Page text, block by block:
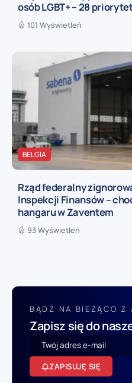
osób LGBT+ – 28
101 Wyświetleń
BELGIA
Rząd federalny
Inspekcji Finansów –
hangaru w Zaventem
93 Wyświetleń
BĄDŹ NA BIEŻĄCO Z
Zapisz się do
ZAPISUJĘ SIĘ